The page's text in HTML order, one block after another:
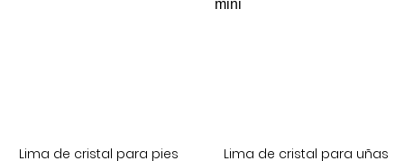
Lima de cristal para pies
Lima de cristal para uñas